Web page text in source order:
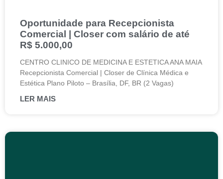
Oportunidade para Recepcionista
Comercial | Closer com salário de até
R$ 5.000,00
CENTRO CLINICO DE MEDICINA E ESTETICA ANA MAIA
Recepcionista Comercial | Closer de Clínica Médica e
Estética Plano Piloto – Brasília, DF, BR (2 Vagas)
LER MAIS